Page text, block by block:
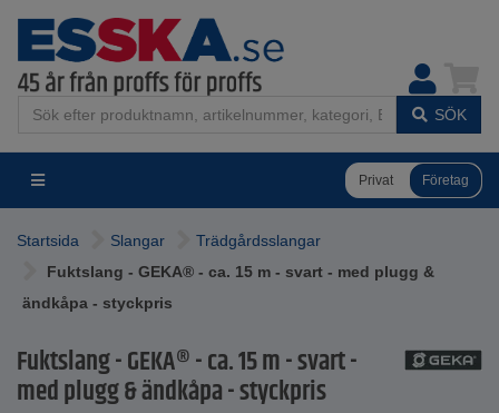
SÖK
Privat Företag
Startsida Slangar
Trädgårdsslangar
Fuktslang - GEKA® - ca. 15 m - svart - med plugg &
ändkåpa - styckpris
Fuktslang - GEKA® - ca. 15 m - svart -
med plugg & ändkåpa - styckpris